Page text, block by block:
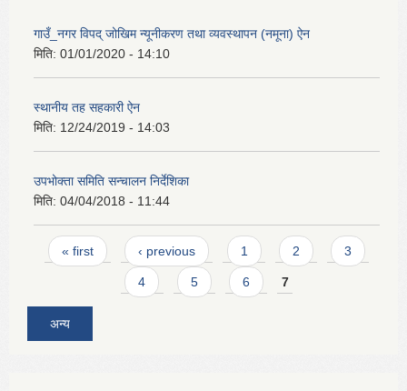
गाउँ_नगर विपद् जोखिम न्यूनीकरण तथा व्यवस्थापन (नमूना) ऐन
मिति: 01/01/2020 - 14:10
स्थानीय तह सहकारी ऐन
मिति: 12/24/2019 - 14:03
उपभोक्ता समिति सन्चालन निर्देशिका
मिति: 04/04/2018 - 11:44
Pages
« first ‹ previous 1 2 3
4 5 6 7
अन्य